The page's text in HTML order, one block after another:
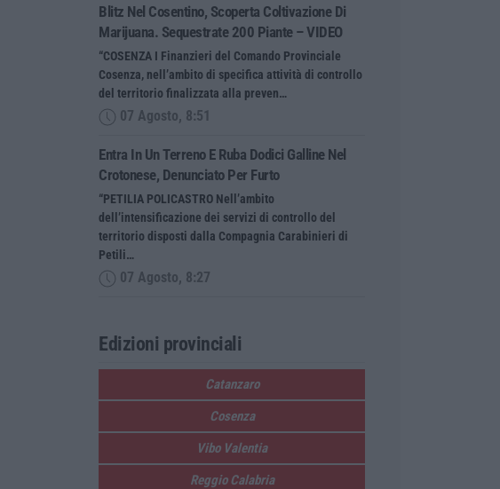
Blitz Nel Cosentino, Scoperta Coltivazione Di
Marijuana. Sequestrate 200 Piante – VIDEO
“COSENZA I Finanzieri del Comando Provinciale
Cosenza, nell’ambito di specifica attività di controllo
del territorio finalizzata alla preven…
07 Agosto, 8:51
Entra In Un Terreno E Ruba Dodici Galline Nel
Crotonese, Denunciato Per Furto
“PETILIA POLICASTRO Nell’ambito
dell’intensificazione dei servizi di controllo del
territorio disposti dalla Compagnia Carabinieri di
Petili…
07 Agosto, 8:27
Edizioni provinciali
Catanzaro
Cosenza
Vibo Valentia
Reggio Calabria